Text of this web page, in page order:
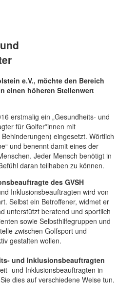
e.V., möchte den Bereich
einen höheren Stellenwert
erstmalig ein „Gesundheits- und
für Golfer*innen mit
eingesetzt. Wörtlich
und benennt damit eines der
Jeder Mensch benötigt in
daran teilhaben zu können.
des GVSH
Inklusionsbeauftragten wird von
Selbst ein Betroffener, widmet er
unterstützt beratend und sportlich
sowie Selbsthilfegruppen und
zwischen Golfsport und
gestalten wollen.
und Inklusionsbeauftragten
und Inklusionsbeauftragten in
dies auf verschiedene Weise tun.